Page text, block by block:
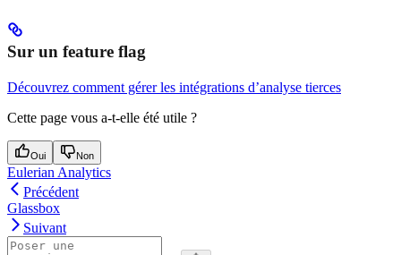
Sur un feature flag
Découvrez comment gérer les intégrations d’analyse tierces
Cette page vous a-t-elle été utile ?
Oui Non
Eulerian Analytics
Précédent
Glassbox
Suivant